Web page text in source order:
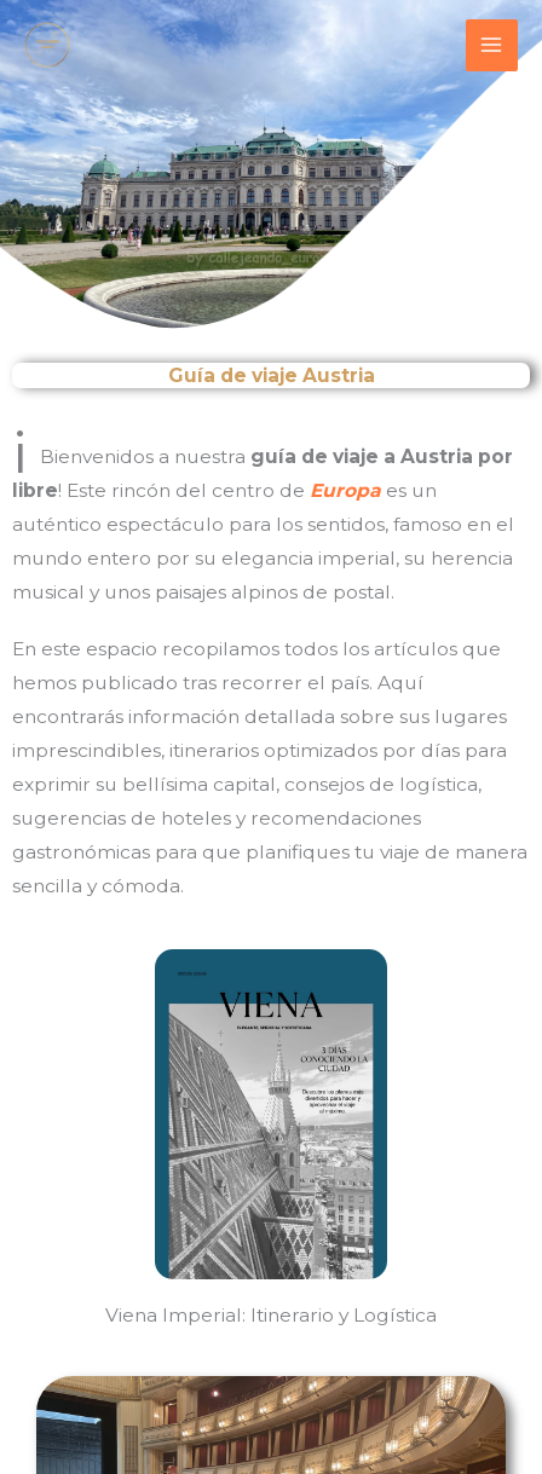
contenido
Ir
al
contenido
Guía de viaje Austria
¡ Bienvenidos a nuestra guía de viaje a Austria por
libre! Este rincón del centro de Europa es un
auténtico espectáculo para los sentidos, famoso en el
mundo entero por su elegancia imperial, su herencia
musical y unos paisajes alpinos de postal.
En este espacio recopilamos todos los artículos que
hemos publicado tras recorrer el país. Aquí
encontrarás información detallada sobre sus lugares
imprescindibles, itinerarios optimizados por días para
exprimir su bellísima capital, consejos de logística,
sugerencias de hoteles y recomendaciones
gastronómicas para que planifiques tu viaje de manera
sencilla y cómoda.
Viena Imperial: Itinerario y Logística